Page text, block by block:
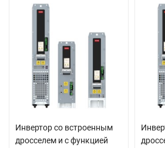
Инвертор со встроенным
дросселем и с функцией